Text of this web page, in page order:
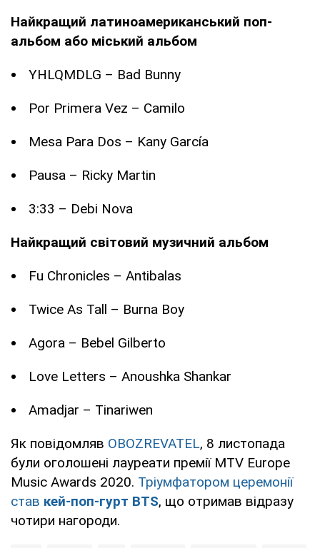
Найкращий латиноамериканський поп-
альбом або міський альбом
YHLQMDLG – Bad Bunny
Por Primera Vez – Camilo
Mesa Para Dos – Kany García
Pausa – Ricky Martin
3:33 – Debi Nova
Найкращий світовий музичний альбом
Fu Chronicles – Antibalas
Twice As Tall – Burna Boy
Agora – Bebel Gilberto
Love Letters – Anoushka Shankar
Amadjar – Tinariwen
Як повідомляв OBOZREVATEL, 8 листопада
були оголошені лауреати премії MTV Europe
Music Awards 2020. Тріумфатором церемонії
став кей-поп-гурт BTS, що отримав відразу
чотири нагороди.